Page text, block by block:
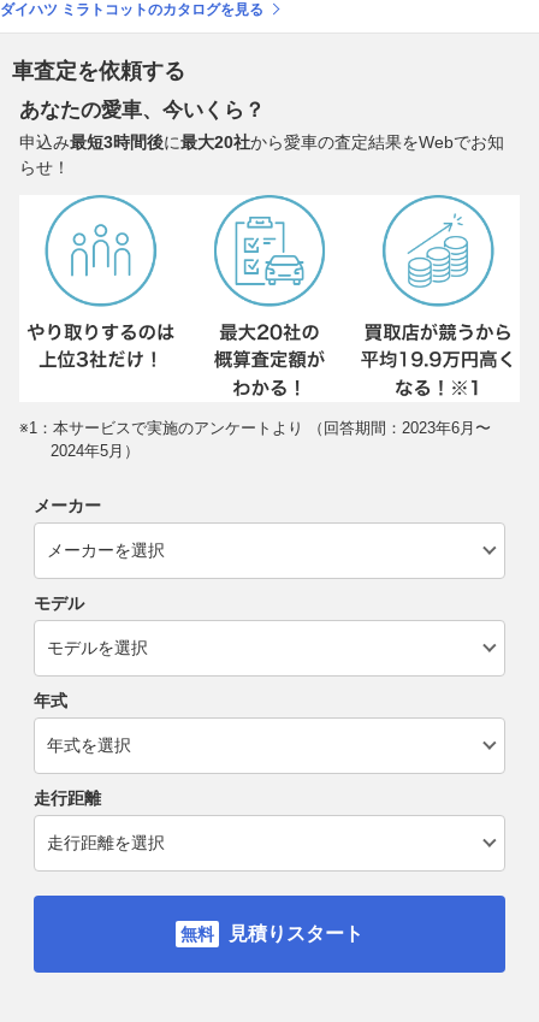
ダイハツ ミラトコットのカタログを見る
車査定を依頼する
あなたの愛車、今いくら？
申込み最短3時間後に最大20社から愛車の査定結果をWebでお知
らせ！
※1：本サービスで実施のアンケートより （回答期間：2023年6月〜
2024年5月）
メーカー
モデル
年式
走行距離
見積りスタート